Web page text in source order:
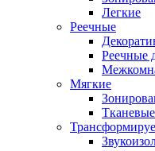
Легкие
Реечные
Реечные
Мягкие
Тканевые